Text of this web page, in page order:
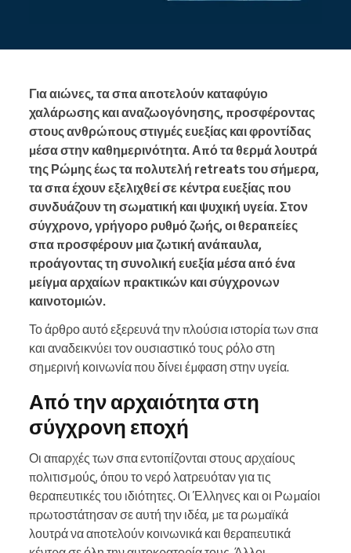
Για αιώνες, τα σπα αποτελούν καταφύγιο
χαλάρωσης και αναζωογόνησης, προσφέροντας
στους ανθρώπους στιγμές ευεξίας και φροντίδας
μέσα στην καθημερινότητα. Από τα θερμά λουτρά
της Ρώμης έως τα πολυτελή retreats του σήμερα,
τα σπα έχουν εξελιχθεί σε κέντρα ευεξίας που
συνδυάζουν τη σωματική και ψυχική υγεία. Στον
σύγχρονο, γρήγορο ρυθμό ζωής, οι θεραπείες
σπα προσφέρουν μια ζωτική ανάπαυλα,
προάγοντας τη συνολική ευεξία μέσα από ένα
μείγμα αρχαίων πρακτικών και σύγχρονων
καινοτομιών.
Το άρθρο αυτό εξερευνά την πλούσια ιστορία των σπα
και αναδεικνύει τον ουσιαστικό τους ρόλο στη
σημερινή κοινωνία που δίνει έμφαση στην υγεία.
Από την αρχαιότητα στη
σύγχρονη εποχή
Οι απαρχές των σπα εντοπίζονται στους αρχαίους
πολιτισμούς, όπου το νερό λατρευόταν για τις
θεραπευτικές του ιδιότητες. Οι Έλληνες και οι Ρωμαίοι
πρωτοστάτησαν σε αυτή την ιδέα, με τα ρωμαϊκά
λουτρά να αποτελούν κοινωνικά και θεραπευτικά